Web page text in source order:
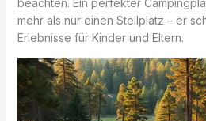
mehr als nur einen Stellplatz – er
Erlebnisse für Kinder und Eltern.